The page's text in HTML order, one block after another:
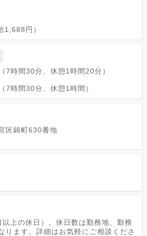
1,688円）
（7時間30分、休憩1時間20分）
7時間30分、休憩1時間）
区錦町630番地
上の休日）。休日数は勤務地、勤務
ります。詳細はお気軽にご相談くださ